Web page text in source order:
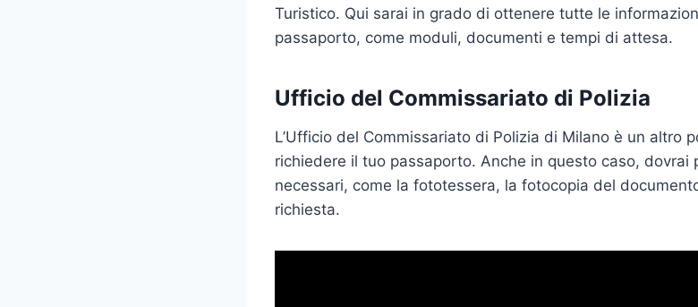
Turistico. Qui sarai in grado di ottenere tutte le
passaporto, come moduli, documenti e tempi di attesa.
Ufficio del Commissariato di Polizia
L’Ufficio del Commissariato di Polizia di Milano è un altro
richiedere il tuo passaporto. Anche in questo caso,
necessari, come la fototessera, la fotocopia del
richiesta.